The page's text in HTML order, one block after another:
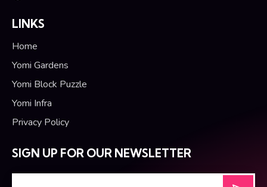
LINKS
Home
Yomi Gardens
Yomi Block Puzzle
Yomi Infra
Privacy Policy
SIGN UP FOR OUR NEWSLETTER